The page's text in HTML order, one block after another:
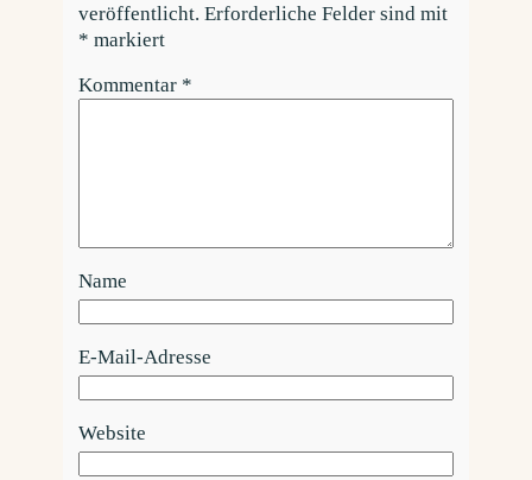
veröffentlicht. Erforderliche Felder sind mit
* markiert
Kommentar *
Name
E-Mail-Adresse
Website